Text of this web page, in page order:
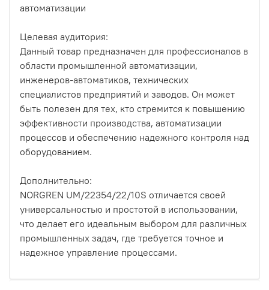
автоматизации
Целевая аудитория:
Данный товар предназначен для профессионалов в
области промышленной автоматизации,
инженеров-автоматиков, технических
специалистов предприятий и заводов. Он может
быть полезен для тех, кто стремится к повышению
эффективности производства, автоматизации
процессов и обеспечению надежного контроля над
оборудованием.
Дополнительно:
NORGREN UM/22354/22/10S отличается своей
универсальностью и простотой в использовании,
что делает его идеальным выбором для различных
промышленных задач, где требуется точное и
надежное управление процессами.